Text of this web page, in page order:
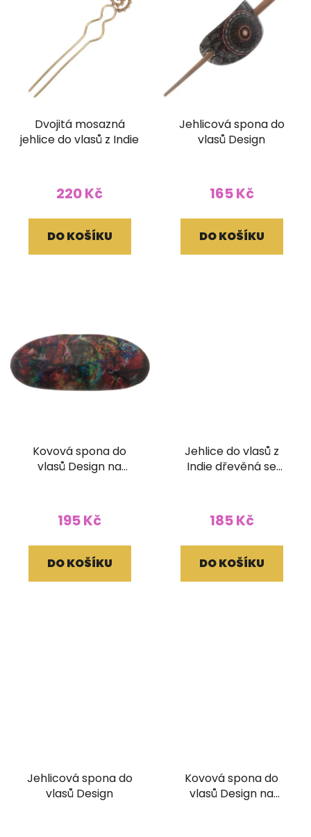
Dvojitá mosazná
jehlice do vlasů z Indie
220 Kč
DO KOŠÍKU
Jehlicová spona do
vlasů Design
165 Kč
DO KOŠÍKU
Kovová spona do
vlasů Design na
195 Kč
DO KOŠÍKU
Jehlice do vlasů z
Indie dřevěná se
185 Kč
DO KOŠÍKU
Jehlicová spona do
vlasů Design
Kovová spona do
vlasů Design na